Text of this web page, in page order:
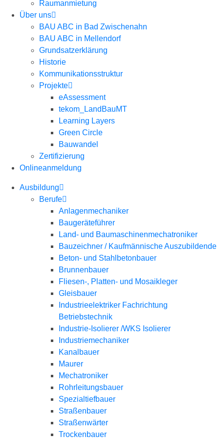
Raumanmietung
Über uns
BAU ABC in Bad Zwischenahn
BAU ABC in Mellendorf
Grundsatzerklärung
Historie
Kommunikationsstruktur
Projekte
eAssessment
tekom_LandBauMT
Learning Layers
Green Circle
Bauwandel
Zertifizierung
Onlineanmeldung
Ausbildung
Berufe
Anlagenmechaniker
Baugeräteführer
Land- und Baumaschinenmechatroniker
Bauzeichner / Kaufmännische Auszubildende
Beton- und Stahlbetonbauer
Brunnenbauer
Fliesen-, Platten- und Mosaikleger
Gleisbauer
Industrieelektriker Fachrichtung
Betriebstechnik
Industrie-Isolierer /WKS Isolierer
Industriemechaniker
Kanalbauer
Maurer
Mechatroniker
Rohrleitungsbauer
Spezialtiefbauer
Straßenbauer
Straßenwärter
Trockenbauer